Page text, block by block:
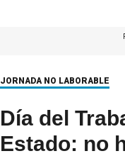
JORNADA NO LABORABLE
Día del
Estado: no